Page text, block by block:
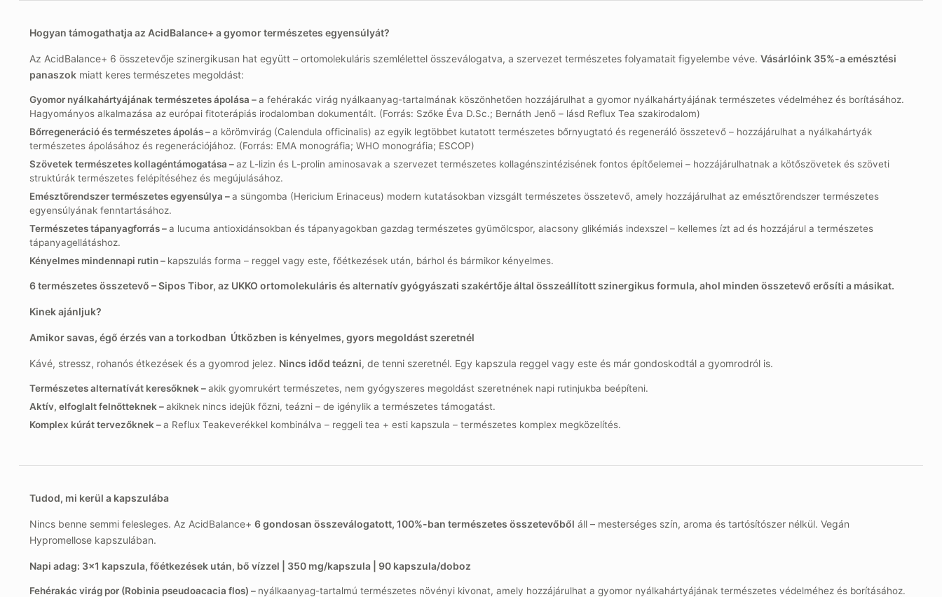
Hogyan támogathatja az AcidBalance+ a gyomor természetes egyensúlyát?
Az AcidBalance+ 6 összetevője szinergikusan hat együtt – ortomolekuláris szemlélettel összeválogatva, a szervezet természetes folyamatait figyelembe véve. Vásárlóink 35%-a emésztési
panaszokmiatt keres természetes megoldást:
Gyomor nyálkahártyájának természetes ápolása –a fehérakác virág nyálkaanyag-tartalmának köszönhetően hozzájárulhat a gyomor nyálkahártyájának természetes védelméhez és borításához.
Hagyományos alkalmazása az európai fitoterápiás irodalomban dokumentált. (Forrás: Szőke Éva D.Sc.; Bernáth Jenő – lásd Reflux Tea szakirodalom)
Bőrregeneráció és természetes ápolás –a körömvirág (Calendula officinalis) az egyik legtöbbet kutatott természetes bőrnyugtató és regeneráló összetevő – hozzájárulhat a nyálkahártyák
természetes ápolásához és regenerációjához. (Forrás: EMA monográfia; WHO monográfia; ESCOP)
Szövetek természetes kollagéntámogatása –az L-lizin és L-prolin aminosavak a szervezet természetes kollagénszintézisének fontos építőelemei – hozzájárulhatnak a kötőszövetek és szöveti
struktúrák természetes felépítéséhez és megújulásához.
Emésztőrendszer természetes egyensúlya –a süngomba (Hericium Erinaceus) modern kutatásokban vizsgált természetes összetevő, amely hozzájárulhat az emésztőrendszer természetes
egyensúlyának fenntartásához.
Természetes tápanyagforrás –a lucuma antioxidánsokban és tápanyagokban gazdag természetes gyümölcspor, alacsony glikémiás indexszel – kellemes ízt ad és hozzájárul a természetes
tápanyagellátáshoz.
Kényelmes mindennapi rutin – kapszulás forma – reggel vagy este, főétkezések után, bárhol és bármikor kényelmes.
6 természetes összetevő – Sipos Tibor, az UKKO ortomolekuláris és alternatív gyógyászati szakértője által összeállított szinergikus formula, ahol minden összetevő erősíti a másikat.
Kinek ajánljuk?
Amikor savas, égő érzés van a torkodban Útközben is kényelmes, gyors megoldást szeretnél
Kávé, stressz, rohanós étkezések és a gyomrod jelez. Nincs időd teázni, de tenni szeretnél. Egy kapszula reggel vagy este és már gondoskodtál a gyomrodról is.
Természetes alternatívát keresőknek –akik gyomrukért természetes, nem gyógyszeres megoldást szeretnének napi rutinjukba beépíteni.
Aktív, elfoglalt felnőtteknek –akiknek nincs idejük főzni, teázni – de igénylik a természetes támogatást.
Komplex kúrát tervezőknek –a Reflux Teakeverékkel kombinálva – reggeli tea + esti kapszula – természetes komplex megközelítés.
Tudod, mi kerül a kapszulába
Nincs benne semmi felesleges. Az AcidBalance+ 6 gondosan összeválogatott, 100%-ban természetes összetevőből áll – mesterséges szín, aroma és tartósítószer nélkül. Vegán
Hypromellose kapszulában.
Napi adag: 3×1 kapszula, főétkezések után, bő vízzel | 350 mg/kapszula | 90 kapszula/doboz
Fehérakác virág por (Robinia pseudoacacia flos) – nyálkaanyag-tartalmú természetes növényi kivonat, amely hozzájárulhat a gyomor nyálkahártyájának természetes védelméhez és borításához.